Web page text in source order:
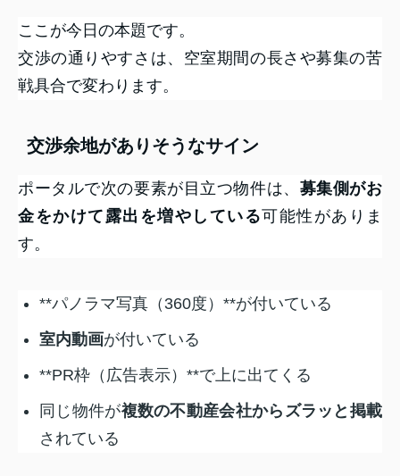
ここが今日の本題です。
交渉の通りやすさは、空室期間の長さや募集の苦
戦具合で変わります。
交渉余地がありそうなサイン
ポータルで次の要素が目立つ物件は、 募集側がお
金をかけて露出を増やしている可能性がありま
す。
**パノラマ写真（360度）**が付いている
室内動画が付いている
**PR枠（広告表示）**で上に出てくる
同じ物件が複数の不動産会社からズラッと掲載
されている